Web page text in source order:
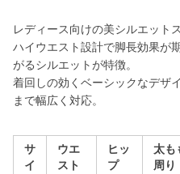
レディース向けの美シルエット
ハイウエスト設計で脚長効果が
がるシルエットが特徴。
着回しの効くベーシックなデザ
まで幅広く対応。
サ
イ
ウエ
スト
ヒッ
プ
太も
周り